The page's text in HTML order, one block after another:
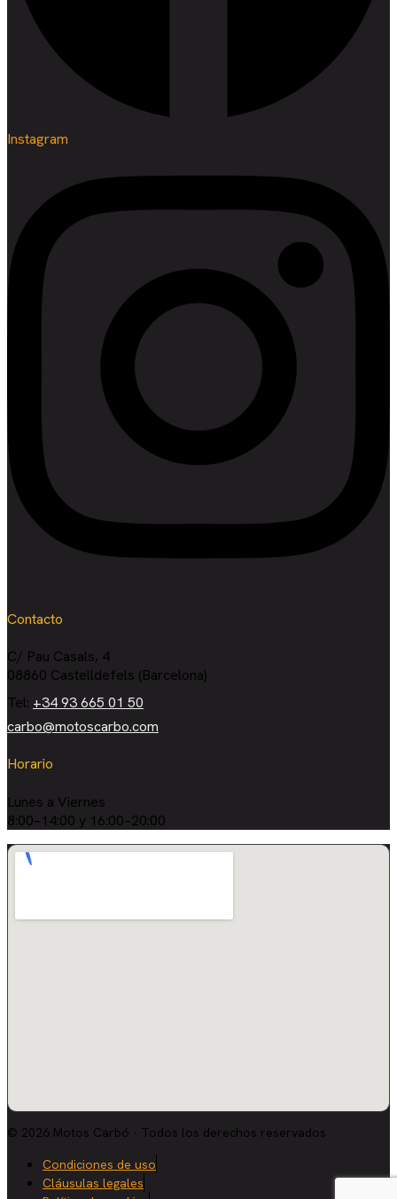
Instagram
Contacto
C/ Pau Casals, 4
08860 Castelldefels (Barcelona)
Tel: +34 93 665 01 50
carbo@motoscarbo.com
Horario
Lunes a Viernes
8:00–14:00 y 16:00–20:00
© 2026 Motos Carbó · Todos los derechos reservados
Condiciones de uso
Cláusulas legales